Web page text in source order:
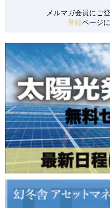
【S0169】 福岡県朝倉市/低圧/
【S0152】 千葉県旭市/低圧/24
【S0153】 千葉県旭市/低圧/24
【S0154】 山梨県南都留郡/低
【S0155】 群馬県安中市/低圧/
【S0157】 茨城県かすみがう
【S0158】 北海道白糠町/低圧/
メルマガ会員にご
登録ページ